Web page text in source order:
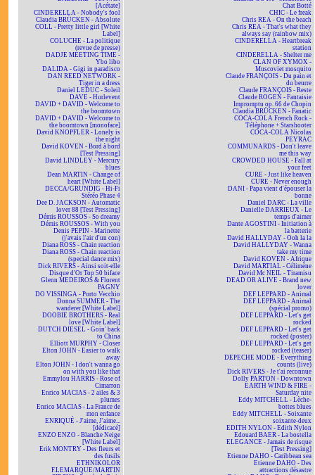
[Acétate]
CINDERELLA - Nobody's fool
Claudia BRÜCKEN - Absolute
COLL - Pretty little girl [White
Label]
COLUCHE - La politique
(revue de presse)
DADJE MEETING TIME -
Ybo libo
DALIDA - Gigi in paradisco
DAN REED NETWORK -
Tiger in a dress
Daniel LEDUC - Soleil
DAVE - Hurlevent
DAVID + DAVID - Welcome to
the boomtown
DAVID + DAVID - Welcome to
the boomtown [monoface]
David KNOPFLER - Lonely is
the night
David KOVEN - Bord à bord
[Test Pressing]
David LINDLEY - Mercury
blues
Dean MARTIN - Change of
heart [White Label]
DECCA/GRUNDIG - Hi-Fi
Stéréo Phase 4
Dee D. JACKSON - Automatic
lover 88 [Test Pressing]
Démis ROUSSOS - So dreamy
Démis ROUSSOS - With you
Denis PEPIN - Marinette
(j'avais l'air d'un con)
Diana ROSS - Chain reaction
Diana ROSS - Chain reaction
(special dance mix)
Dick RIVERS - Ainsi soit-elle
Disque d'Or Top 50 biface
Glenn MEDEIROS & Florent
PAGNY
DO VISSINGA - Porto Vecchio
Donna SUMMER - The
wanderer [White Label]
DOOBIE BROTHERS - Real
love [White Label]
DUTCH DIESEL - Goin' back
to China
Elliott MURPHY - Closer
Elton JOHN - Easier to walk
away
Elton JOHN - I don't wanna go
on with you like that
Emmylou HARRIS - Rose of
Cimarron
Enrico MACIAS - 2 ailes & 3
plumes
Enrico MACIAS - La France de
mon enfance
ENRIQUÉ - J'aime, J'aime...
[dédicacé]
ENZO ENZO - Blanche Neige
[White Label]
Erik MONTRY - Des fleurs et
des fusils
ETHNIKOLOR
F.LEMARQUE/MARTIN
Chat Botté
CHIC - Le freak
Chris REA - On the beach
Chris REA - That's what they
always say (rainbow mix)
CINDERELLA - Heartbreak
station
CINDERELLA - Shelter me
CLAN OF XYMOX -
Muscoviet mosquito
Claude FRANÇOIS - Du pain et
du beurre
Claude FRANÇOIS - Reste
Claude ROGEN - Fantaisie
Impromptu op. 66 de Chopin
Claudia BRÜCKEN - Fanatic
COCA-COLA French Rock -
Téléphone + Starshooter
COCA-COLA Nicolas
PEYRAC
COMMUNARDS - Don't leave
me this way
CROWDED HOUSE - Fall at
your feet
CURE - Just like heaven
CURE - Never enough
DANI - Papa vient d'épouser la
bonne
Daniel DARC - La ville
Danielle DARRIEUX - Le
temps d'aimer
Dante AGOSTINI - Initiation à
la batterie
David HALLYDAY - Ooh la la
David HALLYDAY - Wanna
take my time
David KOVEN - Afrique
David MARTIAL - Célimène
David Mc NEIL - Tiramisu
DEAD OR ALIVE - Brand new
lover
DEF LEPPARD - Animal
DEF LEPPARD - Animal
(spécial promo)
DEF LEPPARD - Let's get
rocked
DEF LEPPARD - Let's get
rocked (poster)
DEF LEPPARD - Let's get
rocked (teaser)
DEPECHE MODE - Everything
counts (live)
Dick RIVERS - Je t'ai reconnue
Dolly PARTON - Downtown
EARTH WIND & FIRE -
Saturday nite
Eddy MITCHELL - Lèche-
bottes blues
Eddy MITCHELL - Soixante
soixante-deux
EDITH NYLON - Edith Nylon
Edouard BAER - La bostella
ELEGANCE - Jamais de risque
[Test Pressing]
Etienne DAHO - Caribbean sea
Etienne DAHO - Des
attractions désastre